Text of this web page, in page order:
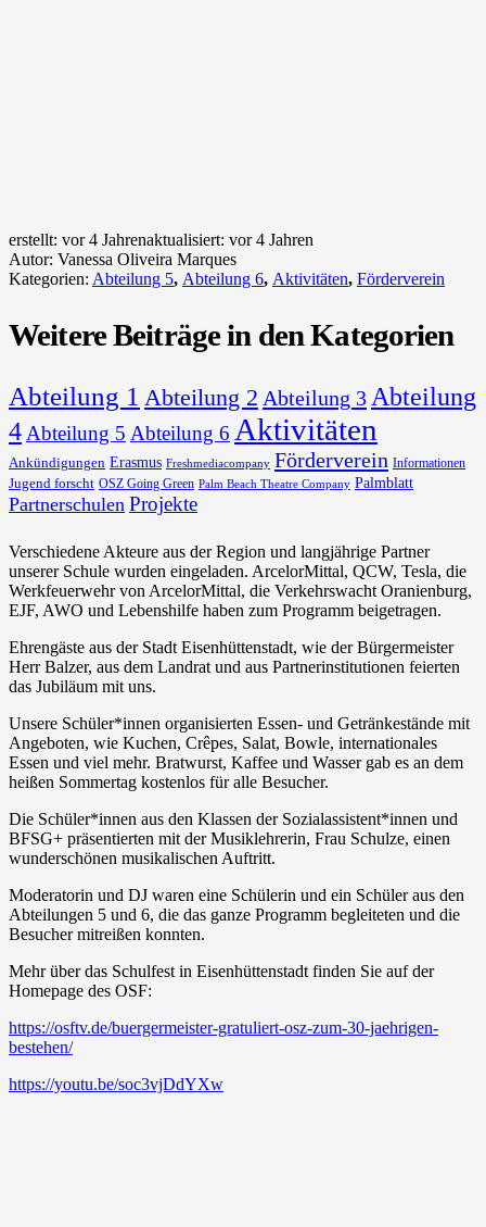
erstellt: vor 4 Jahrenaktualisiert: vor 4 Jahren
Autor: Vanessa Oliveira Marques
Kategorien: Abteilung 5, Abteilung 6, Aktivitäten, Förderverein
Weitere Beiträge in den Kategorien
Abteilung 1 Abteilung 2 Abteilung 3 Abteilung
4 Abteilung 5 Abteilung 6 Aktivitäten
Ankündigungen Erasmus Freshmediacompany Förderverein Informationen
Jugend forscht OSZ Going Green Palm Beach Theatre Company Palmblatt
Partnerschulen Projekte
Verschiedene Akteure aus der Region und langjährige Partner
unserer Schule wurden eingeladen. ArcelorMittal, QCW, Tesla, die
Werkfeuerwehr von ArcelorMittal, die Verkehrswacht Oranienburg,
EJF, AWO und Lebenshilfe haben zum Programm beigetragen.
Ehrengäste aus der Stadt Eisenhüttenstadt, wie der Bürgermeister
Herr Balzer, aus dem Landrat und aus Partnerinstitutionen feierten
das Jubiläum mit uns.
Unsere Schüler*innen organisierten Essen- und Getränkestände mit
Angeboten, wie Kuchen, Crêpes, Salat, Bowle, internationales
Essen und viel mehr. Bratwurst, Kaffee und Wasser gab es an dem
heißen Sommertag kostenlos für alle Besucher.
Die Schüler*innen aus den Klassen der Sozialassistent*innen und
BFSG+ präsentierten mit der Musiklehrerin, Frau Schulze, einen
wunderschönen musikalischen Auftritt.
Moderatorin und DJ waren eine Schülerin und ein Schüler aus den
Abteilungen 5 und 6, die das ganze Programm begleiteten und die
Besucher mitreißen konnten.
Mehr über das Schulfest in Eisenhüttenstadt finden Sie auf der
Homepage des OSF:
https://osftv.de/buergermeister-gratuliert-osz-zum-30-jaehrigen-
bestehen/
https://youtu.be/soc3vjDdYXw